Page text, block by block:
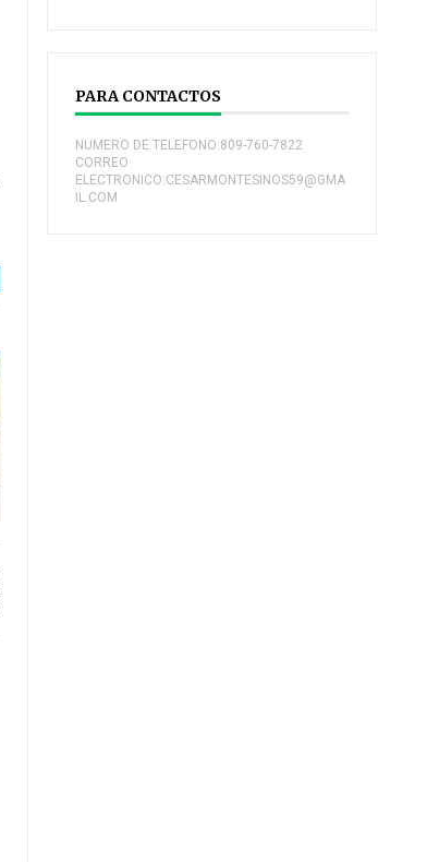
PARA CONTACTOS
NUMERO DE TELEFONO:809-760-7822
CORREO
ELECTRONICO:CESARMONTESINOS59@GMA
IL.COM